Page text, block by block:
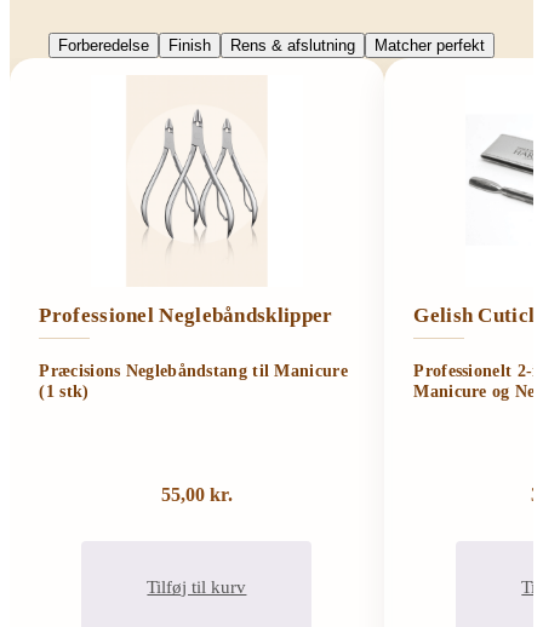
Forberedelse Finish Rens & afslutning Matcher perfekt
Professionel Neglebåndsklipper
Præcisions Neglebåndstang til Manicure
(1 stk)
55,00 kr.
Tilføj til kurv
Gelish
Professionelt
Manicure og